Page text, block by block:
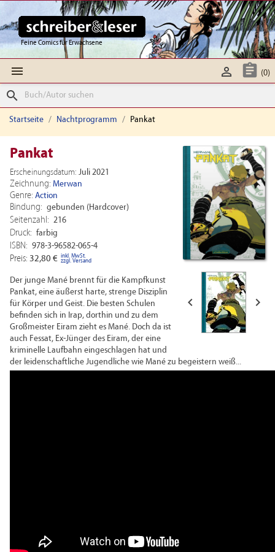
Feine Comics für Erwachsene
  (0)

search
Startseite Nachtprogramm Pankat
 
Pankat
Erscheinungsdatum: Juli 2021
Zeichnung: Merwan
Genre: Action
Bindung: gebunden (Hardcover)
Seitenzahl: 216
Druck: farbig
ISBN: 978-3-96582-065-4
Preis: 32,80 € inkl. MwSt.
zzgl. Versand
Der junge Mané brennt für die Kampfkunst
Pankat, eine äußerst harte, strenge Disziplin
für Körper und Geist. Die besten Schulen
befinden sich in Irap, dorthin und zu dem
Großmeister Eiram zieht es Mané. Doch da ist
auch Fessat, Ex-Jünger des Eiram, der eine
kriminelle Laufbahn eingeschlagen hat und
der leidenschaftliche Jugendliche wie Mané zu begeistern weiß...